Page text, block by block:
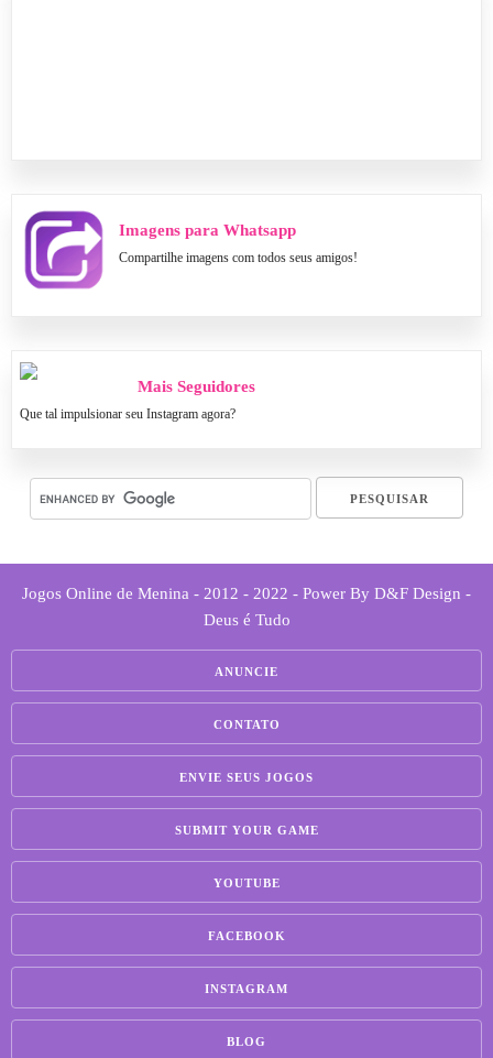
Imagens para Whatsapp
Compartilhe imagens com todos seus amigos!
Mais Seguidores
Que tal impulsionar seu Instagram agora?
Jogos Online de Menina - 2012 - 2022 - Power By D&F Design -
Deus é Tudo
ANUNCIE
CONTATO
ENVIE SEUS JOGOS
SUBMIT YOUR GAME
YOUTUBE
FACEBOOK
INSTAGRAM
BLOG